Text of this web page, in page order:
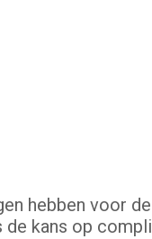
hebben voor
kans op